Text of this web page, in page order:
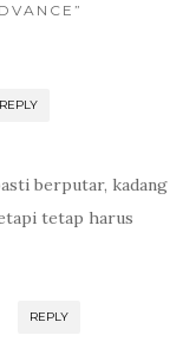
REPLY
berputar, kadang
tetap harus
REPLY